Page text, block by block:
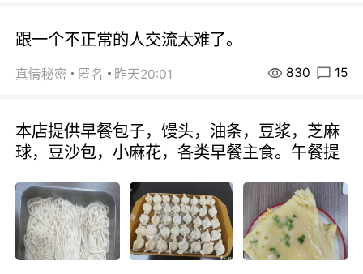
跟一个不正常的人交流太难了。
真情秘密 匿名 昨天20:01 830 15
本店提供早餐包子，馒头，油条，豆浆，芝麻
球，豆沙包，小麻花，各类早餐主食。午餐提